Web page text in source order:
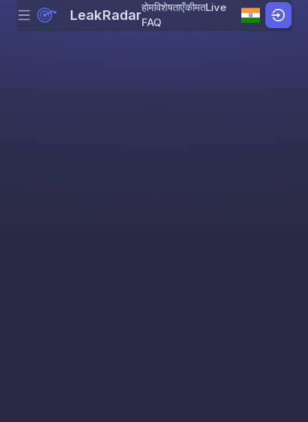
Skip to content
Menu LeakRadarहोमविशेषताएँकीमतLive
FAQ